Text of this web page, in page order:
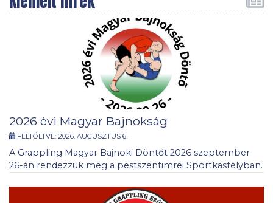
2026 évi Magyar Bajnokság
FELTÖLTVE: 2026. AUGUSZTUS 6.
A Grappling Magyar Bajnoki Döntőt 2026 szeptember
26-án rendezzük meg a pestszentimrei Sportkastélyban.